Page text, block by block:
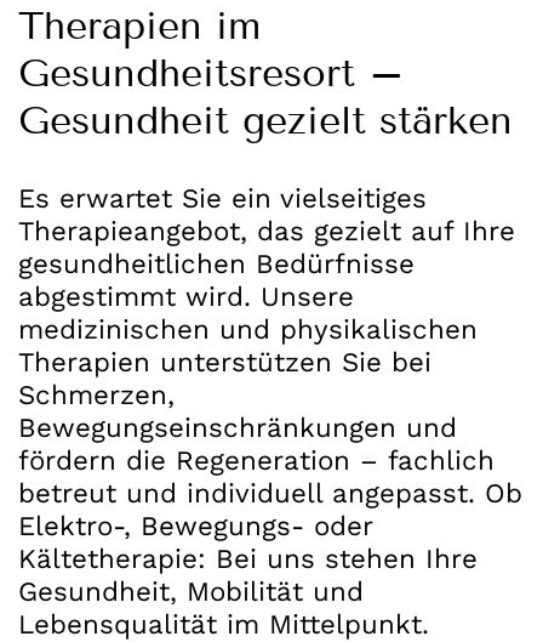
Therapien im
Gesundheitsresort –
Gesundheit gezielt stärken
Es erwartet Sie ein vielseitiges
Therapieangebot, das gezielt auf Ihre
gesundheitlichen Bedürfnisse
abgestimmt wird. Unsere
medizinischen und physikalischen
Therapien unterstützen Sie bei
Schmerzen,
Bewegungseinschränkungen und
fördern die Regeneration – fachlich
betreut und individuell angepasst. Ob
Elektro-, Bewegungs- oder
Kältetherapie: Bei uns stehen Ihre
Gesundheit, Mobilität und
Lebensqualität im Mittelpunkt.